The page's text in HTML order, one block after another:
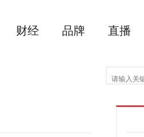
财经 品牌 直播